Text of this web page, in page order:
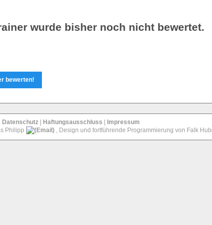
wurde bisher noch nicht bewertet.
bewerten!
Datenschutz| Haftungsausschluss
Impressum
Philipp
, Design und fortführende Programmierung von Falk